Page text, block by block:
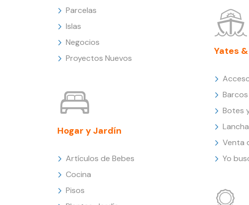
Parcelas
Islas
Negocios
Proyectos Nuevos
Hogar y Jardín
Artículos de Bebes
Cocina
Pisos
Yates
Botes
Venta
Yo